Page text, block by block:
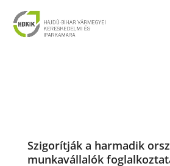
Szigorítják a harmadik
munkavállalók